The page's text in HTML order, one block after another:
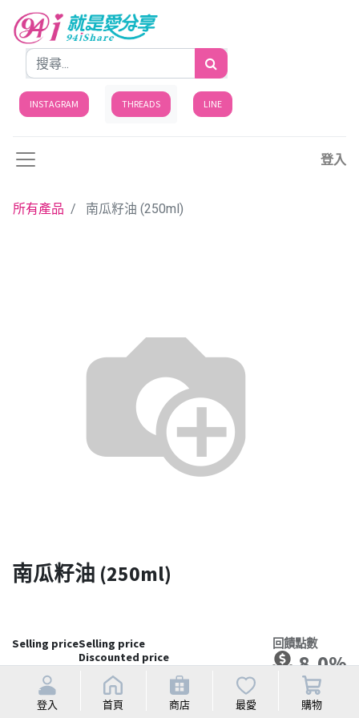
登入
INSTAGRAM THREADS LINE
所有產品 南瓜籽油 (250ml)
南瓜籽油 (250ml)
Selling priceSelling price
Discounted price
NT$1,580
回饋點數
8.0%
登入 首頁 商店 最愛 購物